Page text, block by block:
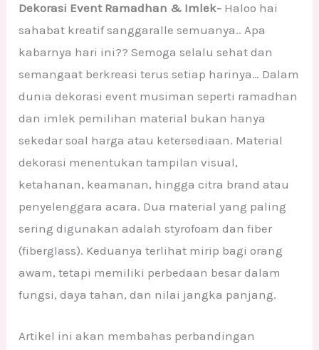
Dekorasi Event Ramadhan & Imlek- Haloo hai
sahabat kreatif sanggaralle semuanya.. Apa
kabarnya hari ini?? Semoga selalu sehat dan
semangaat berkreasi terus setiap harinya… Dalam
dunia dekorasi event musiman seperti ramadhan
dan imlek pemilihan material bukan hanya
sekedar soal harga atau ketersediaan. Material
dekorasi menentukan tampilan visual,
ketahanan, keamanan, hingga citra brand atau
penyelenggara acara. Dua material yang paling
sering digunakan adalah styrofoam dan fiber
(fiberglass). Keduanya terlihat mirip bagi orang
awam, tetapi memiliki perbedaan besar dalam
fungsi, daya tahan, dan nilai jangka panjang.
Artikel ini akan membahas perbandingan